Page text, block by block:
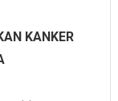
KANKER